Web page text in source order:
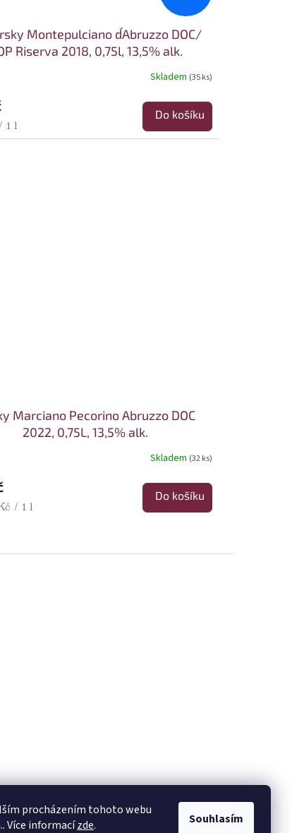
procházením tohoto webu
Více informacízde. Souhlasím
Montepulciano d´Abruzzo DOC/
Riserva 2018, 0,75l, 13,5% alk.
Skladem (35 ks)
1 l
Do košíku
Marciano Pecorino Abruzzo DOC
2022, 0,75L, 13,5% alk.
Skladem (32 ks)
/ 1 l
Do košíku